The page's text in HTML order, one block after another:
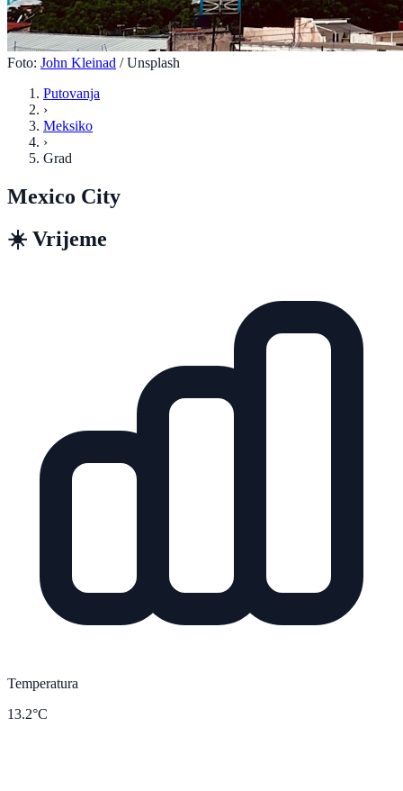
Foto: John Kleinad / Unsplash
Putovanja
›
Meksiko
›
Grad
Mexico City
☀️ Vrijeme
Temperatura
13.2°C